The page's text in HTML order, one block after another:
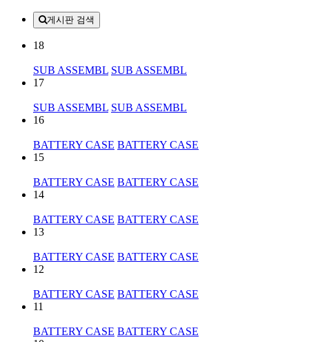
게시판 검색
18
SUB ASSEMBL SUB ASSEMBL
17
SUB ASSEMBL SUB ASSEMBL
16
BATTERY CASE BATTERY CASE
15
BATTERY CASE BATTERY CASE
14
BATTERY CASE BATTERY CASE
13
BATTERY CASE BATTERY CASE
12
BATTERY CASE BATTERY CASE
11
BATTERY CASE BATTERY CASE